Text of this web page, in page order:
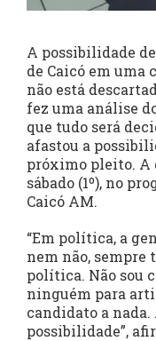
A possibilidade
de Caicó em uma
não está
fez uma análise
que tudo será
afastou a
próximo pleito. A
sábado (1º), no
Caicó AM.
“Em política, a
nem não, sempre
política. Não sou
ninguém para
candidato a nada.
possibilidade”,